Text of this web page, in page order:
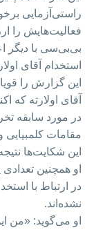
راستی‌آزمایی
فعالیت‌هایش را
بی‌بی‌سی با دیگر
استخدام آقای
این گزارش را
آقای اولارته که
در مورد سابقه
مقامات
این شکایت‌ها
او همچنین
در ارتباط با
نشده‌اند.
او می‌گوید: «من